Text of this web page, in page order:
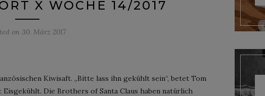
X WOCHE 14/2017
on 30. März 2017
Kiwisaft. „Bitte lass ihn gekühlt sein“, betet Tom
Eisgekühlt. Die Brothers of Santa Claus haben natürlich